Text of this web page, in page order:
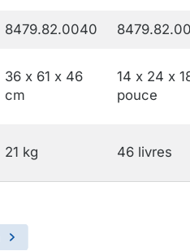
8479.82.0040
36 x 61 x 46
cm
14 x 24 x
pouce
21 kg 46 livres